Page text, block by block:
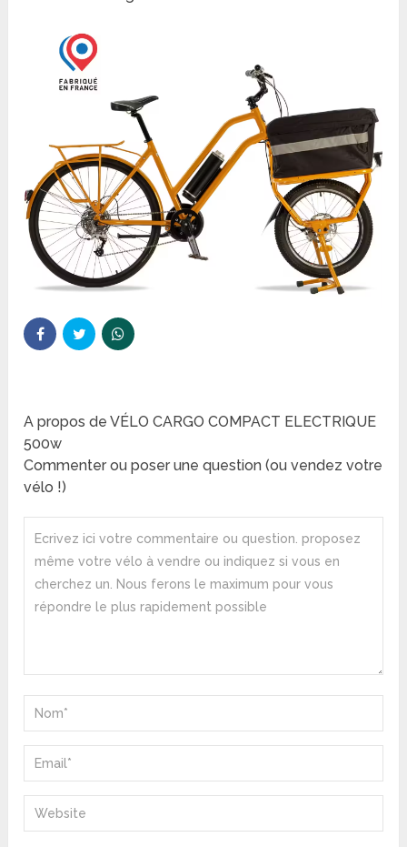
A propos de VÉLO CARGO COMPACT ELECTRIQUE
500w
Commenter ou poser une question (ou vendez votre
vélo !)